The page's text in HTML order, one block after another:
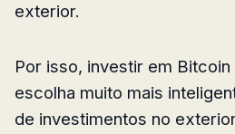
exterior.
Por isso, investir em
escolha muito mais
de investimentos no